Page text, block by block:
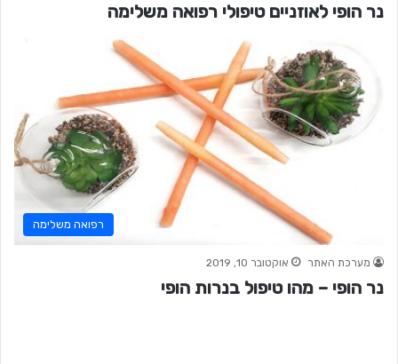
נר הופי לאוזניים טיפולי רפואה משלימה
רפואה משלימה
מערכת האתר אוקטובר 10, 2019
נר הופי – מהו טיפול בנרות הופי